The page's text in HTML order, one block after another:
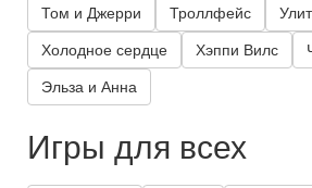
Том и Джерри Троллфейс
Холодное сердце Хэппи Вилс
Эльза и Анна
Игры для всех